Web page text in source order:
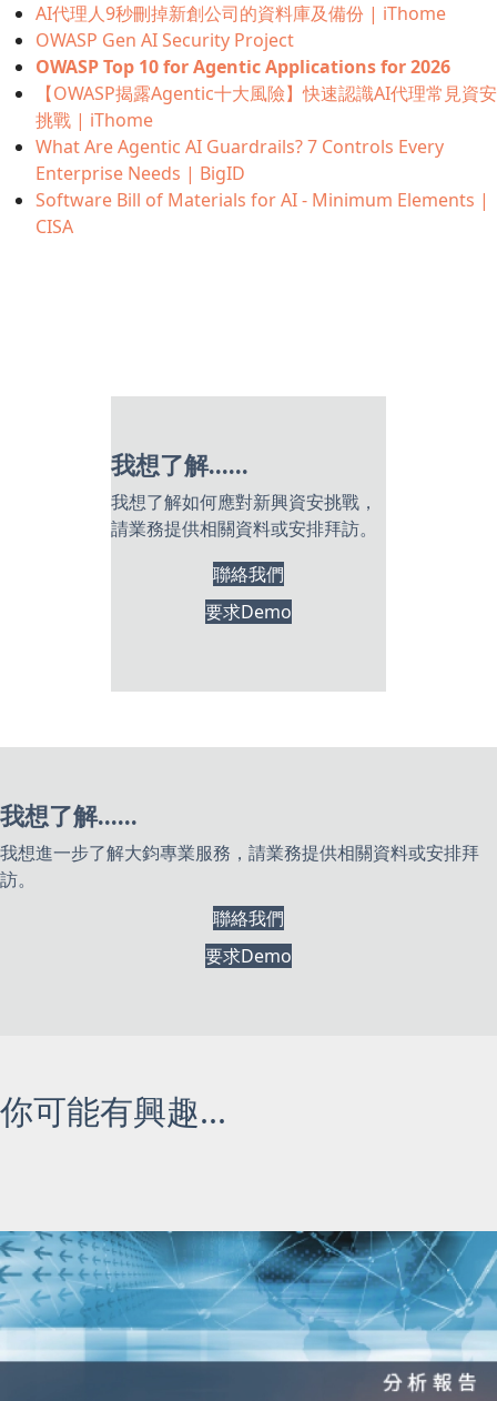
AI代理人9秒刪掉新創公司的資料庫及備份 | iThome
OWASP Gen AI Security Project
OWASP Top 10 for Agentic Applications for 2026
【OWASP揭露Agentic十大風險】快速認識AI代理常見資安
挑戰 | iThome
What Are Agentic AI Guardrails? 7 Controls Every
Enterprise Needs | BigID
Software Bill of Materials for AI - Minimum Elements |
CISA
我想了解......
我想了解如何應對新興資安挑戰，
請業務提供相關資料或安排拜訪。
聯絡我們
要求Demo
我想了解......
我想進一步了解大鈞專業服務，請業務提供相關資料或安排拜
訪。
聯絡我們
要求Demo
你可能有興趣...